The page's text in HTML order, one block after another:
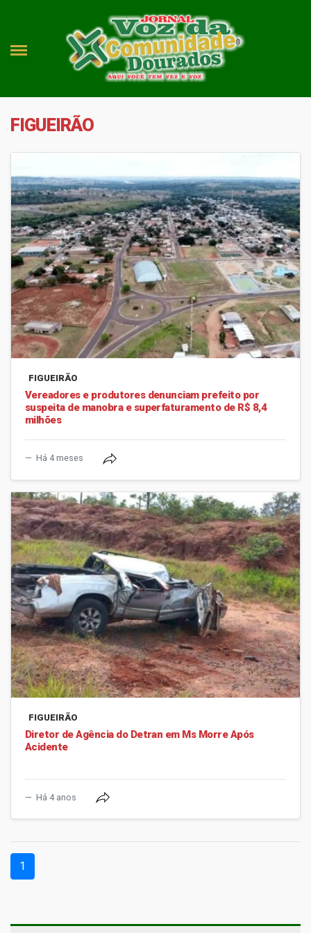
FIGUEIRÃO
FIGUEIRÃO
Vereadores e produtores denunciam prefeito por
suspeita de manobra e superfaturamento de R$ 8,4
milhões
Há 4 meses
FIGUEIRÃO
Diretor de Agência do Detran em Ms Morre Após
Acidente
Há 4 anos
1